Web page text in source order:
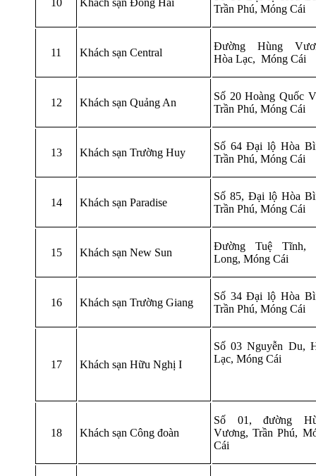
10 Khách sạn Đông Hải
Trần Phú, Móng Cái
11 Khách sạn Central
Đường Hùng
Hòa Lạc, Móng Cái
12 Khách sạn Quảng An
Số 20 Hoàng Quốc
Trần Phú, Móng Cái
13 Khách sạn Trường Huy
Số 64 Đại lộ Hòa
Trần Phú, Móng Cái
14 Khách sạn Paradise
Số 85, Đại lộ Hòa
Trần Phú, Móng Cái
15 Khách sạn New Sun
Đường Tuệ Tĩnh,
Long, Móng Cái
16 Khách sạn Trường Giang
Số 34 Đại lộ Hòa
Trần Phú, Móng Cái
17 Khách sạn Hữu Nghị I
Số 03 Nguyễn Du,
Lạc, Móng Cái
18 Khách sạn Công đoàn
Số 01, đường
Vương, Trần Phú,
Cái